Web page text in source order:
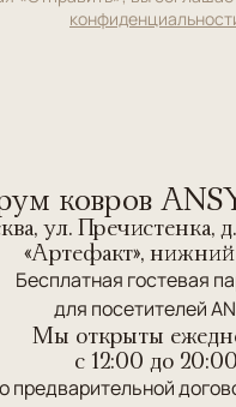
ковров
ул. Пречистенка,
«Артефакт»,
Бесплатная гостевая
для посетителей
Мы открыты
c 12:00 до 20:00
предварительной